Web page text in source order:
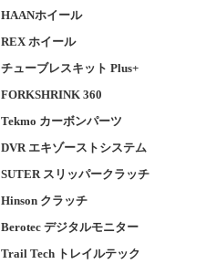
HAANホイール
REX ホイール
チューブレスキット Plus+
FORKSHRINK 360
Tekmo カーボンパーツ
DVR エキゾーストシステム
SUTER スリッパークラッチ
Hinson クラッチ
Berotec デジタルモニター
Trail Tech トレイルテック